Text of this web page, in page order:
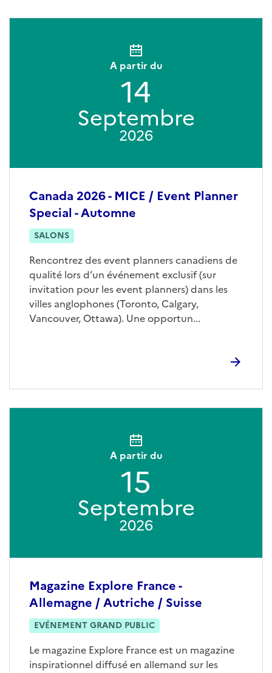
Canada 2026 - MICE / Event Planner
Special - Automne
SALONS
Rencontrez des event planners canadiens de
qualité lors d’un événement exclusif (sur
invitation pour les event planners) dans les
villes anglophones (Toronto, Calgary,
Vancouver, Ottawa). Une opportun...
A partir du
14
Septembre
2026
Magazine Explore France -
Allemagne / Autriche / Suisse
EVÉNEMENT GRAND PUBLIC
Le magazine Explore France est un magazine
inspirationnel diffusé en allemand sur les
A partir du
15
Septembre
2026